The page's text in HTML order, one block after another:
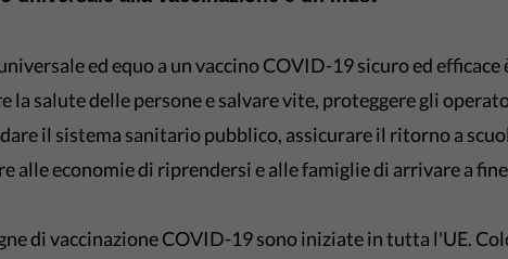
ed equo a un vaccino COVID-19 sicuro ed efficace
la salute delle persone e salvare vite, proteggere gli
il sistema sanitario pubblico, assicurare il ritorno a
alle economie di riprendersi e alle famiglie di arrivare a fine
di vaccinazione COVID-19 sono iniziate in tutta l'UE.